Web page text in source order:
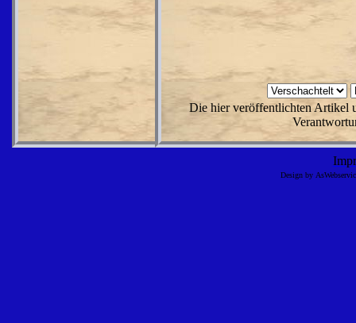
Die hier veröffentlichten Artikel
Design by